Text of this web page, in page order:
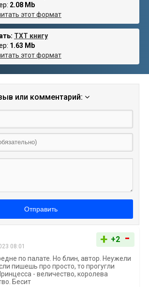
2.08 Mb
этот формат
TXT книгу
1.63 Mb
этот формат
или комментарий:
Отправить
08:01
+ +2 -
по палате. Но блин, автор. Неужели
пишешь про просто, то прогугли
- величество, королева
Бесит